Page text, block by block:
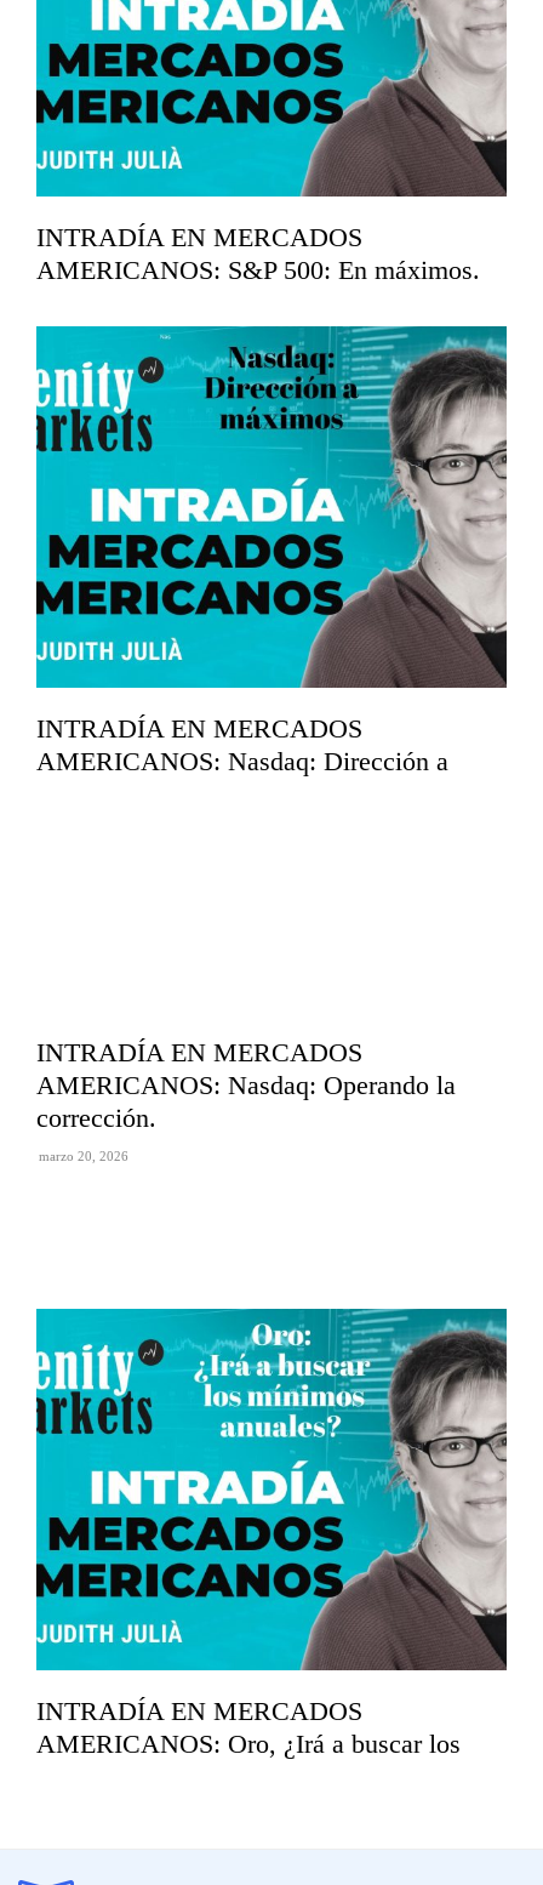
INTRADÍA EN MERCADOS
AMERICANOS: S&P 500: En máximos.
INTRADÍA EN MERCADOS
AMERICANOS: Nasdaq: Dirección a
INTRADÍA EN MERCADOS
AMERICANOS: Nasdaq: Operando la
corrección.
marzo 20, 2026
INTRADÍA EN MERCADOS
AMERICANOS: Oro, ¿Irá a buscar los